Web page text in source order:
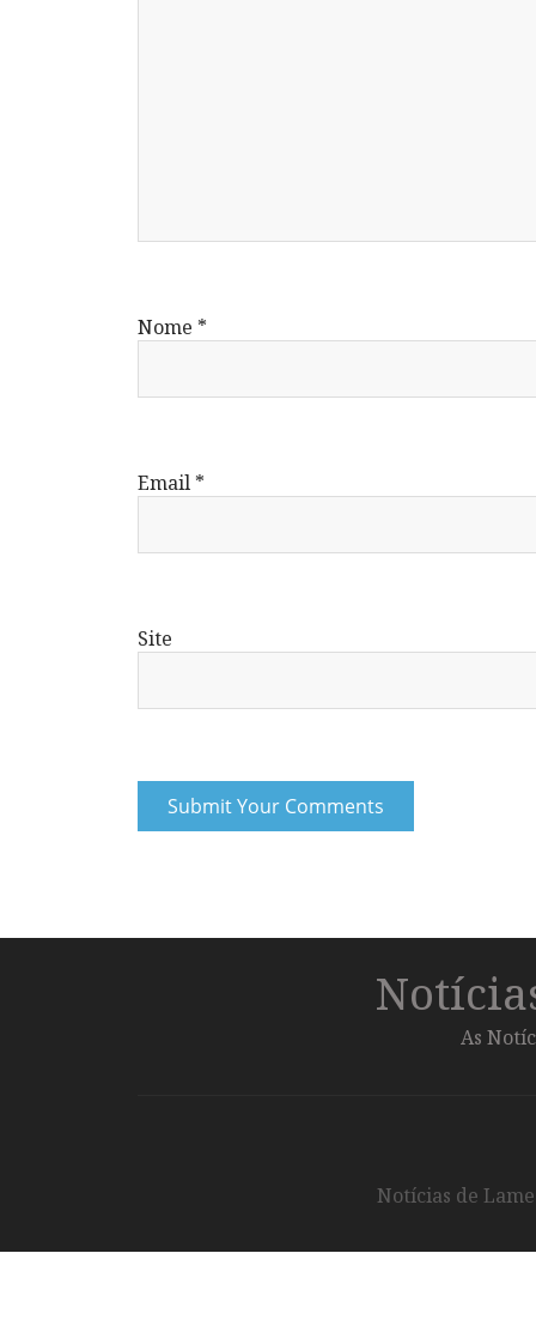
Nome *
Email *
Site
As
Notícias de